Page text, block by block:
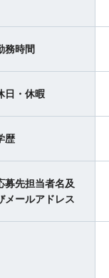
務時間
日・休暇
歴
募先担当者名及
メールアドレス